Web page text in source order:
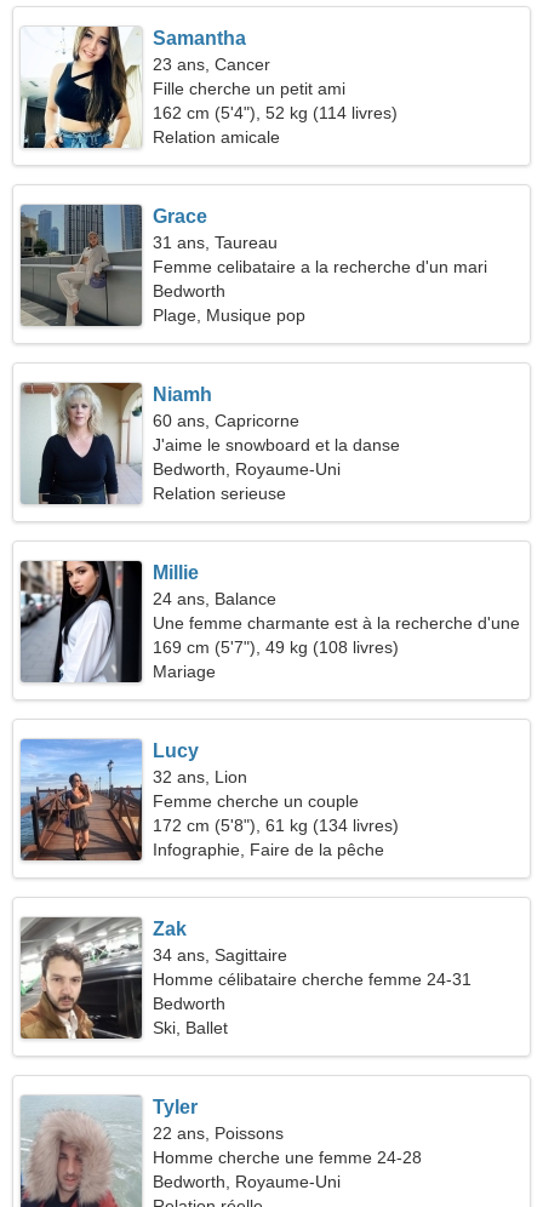
Samantha
23 ans, Cancer
Fille cherche un petit ami
162 cm (5'4"), 52 kg (114 livres)
Relation amicale
Grace
31 ans, Taureau
Femme celibataire a la recherche d'un mari
Bedworth
Plage, Musique pop
Niamh
60 ans, Capricorne
J'aime le snowboard et la danse
Bedworth, Royaume-Uni
Relation serieuse
Millie
24 ans, Balance
Une femme charmante est à la recherche d'une
relation amoureuse
169 cm (5'7"), 49 kg (108 livres)
Mariage
Lucy
32 ans, Lion
Femme cherche un couple
172 cm (5'8"), 61 kg (134 livres)
Infographie, Faire de la pêche
Zak
34 ans, Sagittaire
Homme célibataire cherche femme 24-31
Bedworth
Ski, Ballet
Tyler
22 ans, Poissons
Homme cherche une femme 24-28
Bedworth, Royaume-Uni